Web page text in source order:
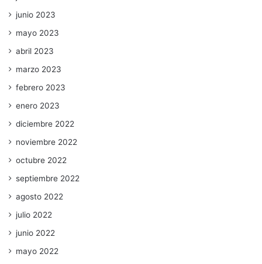
junio 2023
mayo 2023
abril 2023
marzo 2023
febrero 2023
enero 2023
diciembre 2022
noviembre 2022
octubre 2022
septiembre 2022
agosto 2022
julio 2022
junio 2022
mayo 2022